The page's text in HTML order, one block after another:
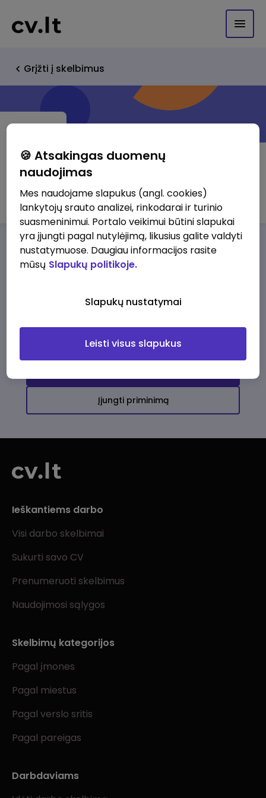
Grįžti į skelbimus
UAB Ūkio banko lizingas
Darbo pasiūlymaiApie musPrivalumai
darbo pasiūlymų
Įjungti priminimą
Ieškantiems darbo
Visi darbo skelbimai
Sukurti savo CV
Prenumeruoti skelbimus
Naudojimosi sąlygos
Skelbimų kategorijos
Pagal įmones
Pagal miestus
Pagal verslo sritis
Pagal pareigas
Darbdaviams
🍪 Atsakingas duomenų
naudojimas
Mes naudojame slapukus (angl. cookies)
lankytojų srauto analizei, rinkodarai ir turinio
suasmeninimui. Portalo veikimui būtini slapukai
yra įjungti pagal nutylėjimą, likusius galite valdyti
nustatymuose. Daugiau informacijos rasite
mūsų Slapukų politikoje.
Slapukų nustatymai
Leisti visus slapukus